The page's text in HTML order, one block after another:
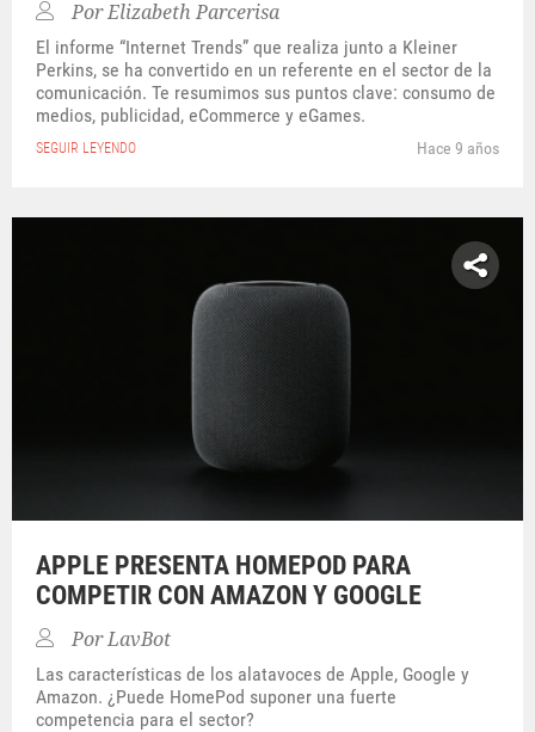
PorElizabeth Parcerisa
El informe “Internet Trends” que realiza junto a Kleiner
Perkins, se ha convertido en un referente en el sector de la
comunicación. Te resumimos sus puntos clave: consumo de
medios, publicidad, eCommerce y eGames.
SEGUIR LEYENDO Hace 9 años
APPLE PRESENTA HOMEPOD PARA
COMPETIR CON AMAZON Y GOOGLE
Por LavBot
Las características de los alatavoces de Apple, Google y
Amazon. ¿Puede HomePod suponer una fuerte
competencia para el sector?